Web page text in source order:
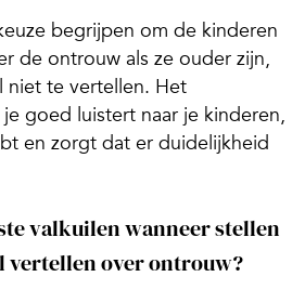
begrijpen om de kinderen
de ontrouw als ze ouder zijn,
niet te vertellen. Het
goed luistert naar je kinderen,
en zorgt dat er duidelijkheid
valkuilen wanneer stellen
vertellen over ontrouw?